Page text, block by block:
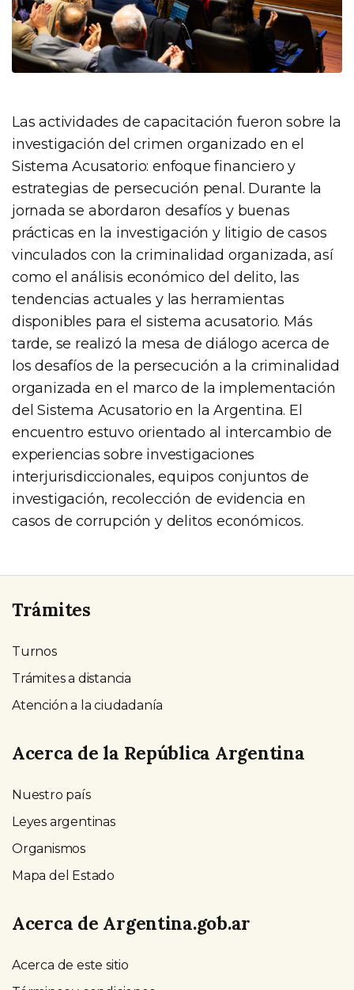
Las actividades de capacitación fueron sobre la
investigación del crimen organizado en el
Sistema Acusatorio: enfoque financiero y
estrategias de persecución penal. Durante la
jornada se abordaron desafíos y buenas
prácticas en la investigación y litigio de casos
vinculados con la criminalidad organizada, así
como el análisis económico del delito, las
tendencias actuales y las herramientas
disponibles para el sistema acusatorio. Más
tarde, se realizó la mesa de diálogo acerca de
los desafíos de la persecución a la criminalidad
organizada en el marco de la implementación
del Sistema Acusatorio en la Argentina. El
encuentro estuvo orientado al intercambio de
experiencias sobre investigaciones
interjurisdiccionales, equipos conjuntos de
investigación, recolección de evidencia en
casos de corrupción y delitos económicos.
Trámites
Turnos
Trámites a distancia
Atención a la ciudadanía
Acerca de la República Argentina
Nuestro país
Leyes argentinas
Organismos
Mapa del Estado
Acerca de Argentina.gob.ar
Acerca de este sitio